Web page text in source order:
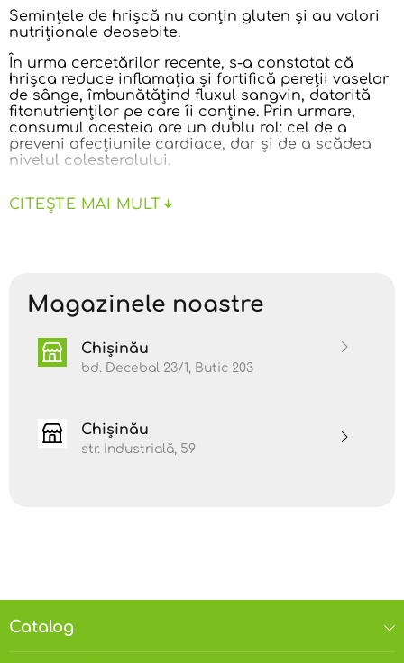
Semințele de hrișcă nu conțin gluten și au valori
nutriționale deosebite.
În urma cercetărilor recente, s-a constatat că
hrișca reduce inflamația și fortifică pereții vaselor
de sânge, îmbunătățind fluxul sangvin, datorită
fitonutrienților pe care îi conține. Prin urmare,
consumul acesteia are un dublu rol: cel de a
preveni afecțiunile cardiace, dar și de a scădea
nivelul colesterolului.
organismului în urma acțiunii diferiților factori de
Datorită indicelui glicemic redus, hrișca poate fi
consumată fără probleme de către cei care suferă
de diabet.
constant. Datorită acestor carbohidrați și fibrei
insolubile prezente în semințele de hrișcă, acestea
Hrișca este bogată în antioxidanți rezistenți la
procesul de fierbere, aceștia fiind activați de flora
CITEȘTE MAI MULT
Magazinele noastre
Chișinău
bd. Decebal 23/1, Butic 203
Chișinău
str. Industrială, 59
Catalog